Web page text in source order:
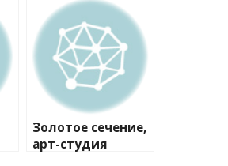
Золотое сечение,
арт-студия